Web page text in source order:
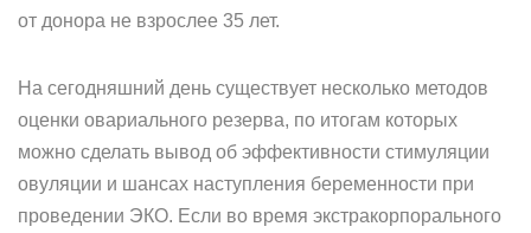
от донора не взрослее 35 лет.
На сегодняшний день существует несколько методов
оценки овариального резерва, по итогам которых
можно сделать вывод об эффективности стимуляции
овуляции и шансах наступления беременности при
проведении ЭКО. Если во время экстракорпорального